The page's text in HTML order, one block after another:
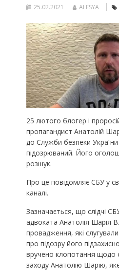
25.02.2021 ALESYA
25 лютого блогер і
пропагандист Анатолій
до Служби безпеки України
підозрюваний. Його
розшук.
Про це повідомляє СБУ у
каналі.
Зазначається, що слідчі
адвоката Анатолія Шарія
провадження, які
про підозру його
вручено клопотання щодо
заходу Анатолію Шарію,